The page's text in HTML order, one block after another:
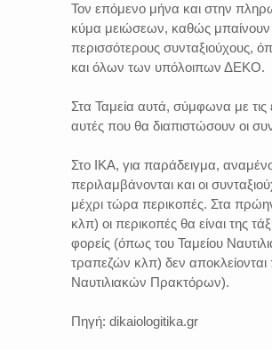
Τον επόμενο μήνα και στην
κύμα μειώσεων, καθώς μπαίνουν
περισσότερους
και όλων των υπόλοιπων ΔΕΚΟ.
Στα Ταμεία αυτά, σύμφωνα με τις
αυτές που θα διαπιστώσουν οι
Στο ΙΚΑ, για παράδειγμα,
περιλαμβάνονται και οι
μέχρι τώρα περικοπές. Στα
κλπ) οι περικοπές θα είναι της
φορείς (όπως του Ταμείου
τραπεζών κλπ) δεν
Ναυτιλιακών Πρακτόρων).
Πηγή: dikaiologitika.gr